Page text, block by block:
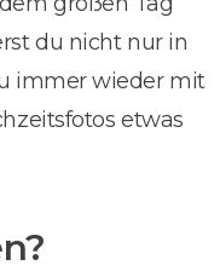
du nicht nur in
immer wieder mit
etwas